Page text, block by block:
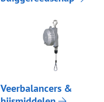
Veerbalancers &